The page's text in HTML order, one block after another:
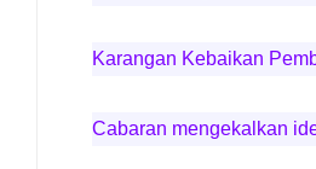
Karangan Kebaikan
Cabaran mengekalkan